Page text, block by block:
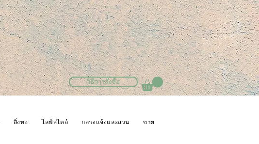
วิธีการสั่งซื้อ
สิ่งทอ ไลฟ์สไตล์ กลางแจ้งและสวน ขาย